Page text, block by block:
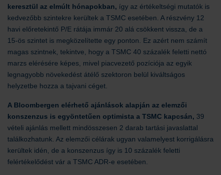
keresztül az elmúlt hónapokban, így az értékeltségi mutatók is
kedvezőbb szintekre kerültek a TSMC esetében. A részvény 12
havi előretekintő P/E rátája immár 20 alá csökkent vissza, de a
15-ös szintet is megközelítette egy ponton. Ez azért nem számít
magas szintnek, tekintve, hogy a TSMC 40 százalék feletti nettó
marzs elérésére képes, mivel piacvezető pozíciója az egyik
legnagyobb növekedést átélő szektoron belül kiváltságos
helyzetbe hozza a tajvani céget.
A Bloombergen elérhető ajánlások alapján az elemzői
konszenzus is egyöntetűen optimista a TSMC kapcsán, 39
vételi ajánlás mellett mindösszesen 2 darab tartási javaslattal
találkozhatunk. Az elemzői célárak ugyan valamelyest korrigálásra
kerültek idén, de a konszenzus így is 10 százalék feletti
felértékelődést vár a TSMC ADR-e esetében.